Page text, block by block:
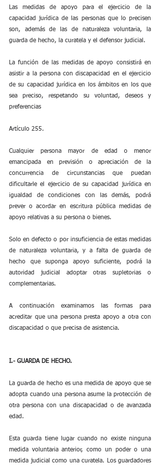
Las medidas de apoyo para el ejercicio de la
capacidad jurídica de las personas que lo precisen
son, además de las de naturaleza voluntaria, la
guarda de hecho, la curatela y el defensor judicial.
La función de las medidas de apoyo consistirá en
asistir a la persona con discapacidad en el ejercicio
de su capacidad jurídica en los ámbitos en los que
sea preciso, respetando su voluntad, deseos y
preferencias
Artículo 255.
Cualquier persona mayor de edad o menor
emancipada en previsión o apreciación de la
concurrencia de circunstancias que puedan
dificultarle el ejercicio de su capacidad jurídica en
igualdad de condiciones con las demás, podrá
prever o acordar en escritura pública medidas de
apoyo relativas a su persona o bienes.
Solo en defecto o por insuficiencia de estas medidas
de naturaleza voluntaria, y a falta de guarda de
hecho que suponga apoyo suficiente, podrá la
autoridad judicial adoptar otras supletorias o
complementarias.
A continuación examinamos las formas para
acreditar que una persona presta apoyo a otra con
discapacidad o que precisa de asistencia.
I.- GUARDA DE HECHO.
La guarda de hecho es una medida de apoyo que se
adopta cuando una persona asume la protección de
otra persona con una discapacidad o de avanzada
edad.
Esta guarda tiene lugar cuando no existe ninguna
medida voluntaria anterior, como un poder o una
medida judicial como una curatela. Los guardadores